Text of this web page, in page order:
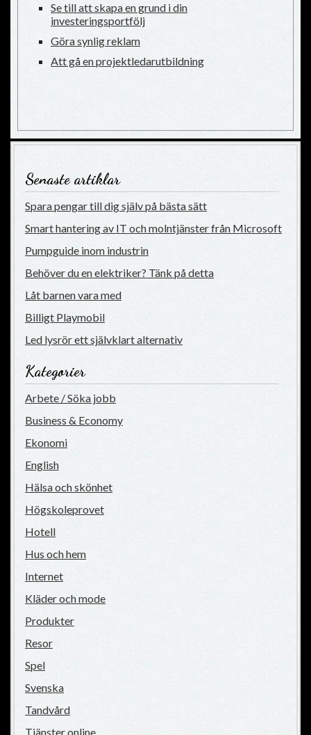
Se till att skapa en grund i din
investeringsportfölj
Göra synlig reklam
Att gå en projektledarutbildning
Senaste artiklar
Spara pengar till dig själv på bästa sätt
Smart hantering av IT och molntjänster från Microsoft
Pumpguide inom industrin
Behöver du en elektriker? Tänk på detta
Låt barnen vara med
Billigt Playmobil
Led lysrör ett självklart alternativ
Kategorier
Arbete / Söka jobb
Business & Economy
Ekonomi
English
Hälsa och skönhet
Högskoleprovet
Hotell
Hus och hem
Internet
Kläder och mode
Produkter
Resor
Spel
Svenska
Tandvård
Tjänster online